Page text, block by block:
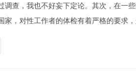
调查，我也不好妄下定论。其次，在一
家，对性工作者的体检有着严格的要求